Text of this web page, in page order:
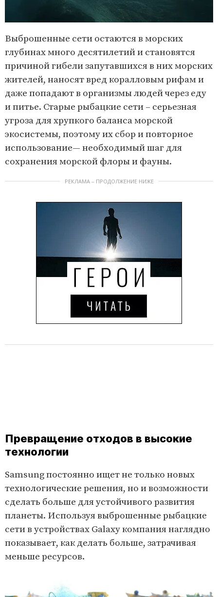
Выброшенные сети остаются в морских
глубинах много десятилетий и становятся
причиной гибели запутавшихся в них морских
жителей, наносят вред коралловым рифам и
даже попадают в организмы людей через еду
и питье. Старые рыбацкие сети – серьезная
угроза для хрупкого баланса морской
экосистемы, поэтому их сбор и повторное
использование— необходимый шаг для
сохранения морской флоры и фауны.
РЕКЛАМА – ПРОДОЛЖЕНИЕ НИЖЕ
Превращение отходов в высокие
технологии
Samsung постоянно ищет не только новых
технологические решения, но и возможности
сделать больше для устойчивого развития
планеты. Используя выброшенные рыбацкие
сети в устройствах Galaxy компания наглядно
показывает, как делать больше, затрачивая
меньше ресурсов.